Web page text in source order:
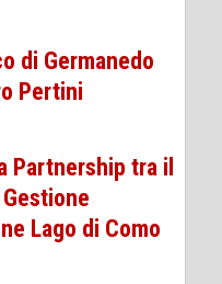
di Germanedo
Pertini
Partnership tra il
Lago di Como